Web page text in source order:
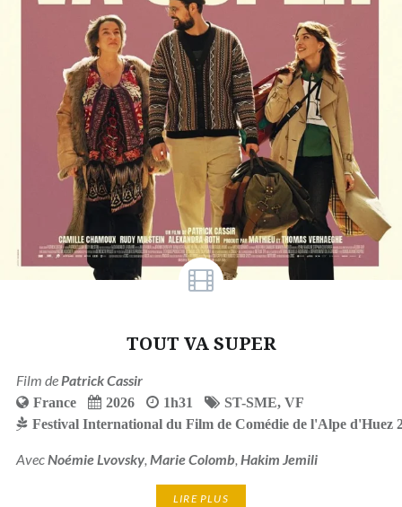
TOUT VA SUPER
Film de Patrick Cassir
France 2026 1h31 ST-SME, VF
Festival International du Film de Comédie de l'Alpe d'Huez
Avec Noémie Lvovsky, Marie Colomb, Hakim Jemili
LIRE PLUS